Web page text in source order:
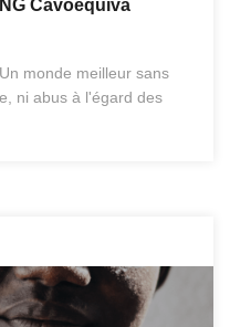
Cavoequiva
monde meilleur sans
ni abus à l'égard des